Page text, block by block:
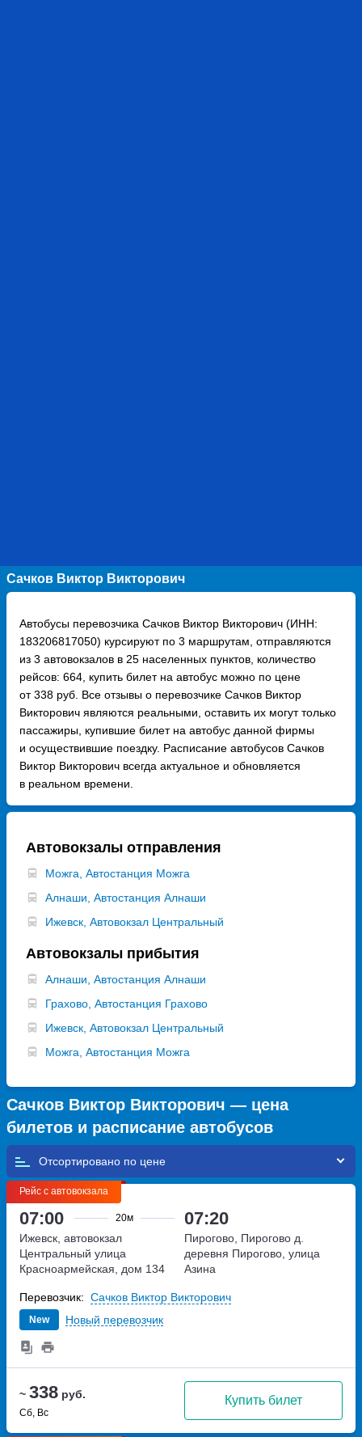
Сачков Виктор Викторович
Автобусы перевозчика Сачков Виктор Викторович (ИНН:
183206817050) курсируют по 3 маршрутам, отправляются
из 3 автовокзалов в 25 населенных пунктов, количество
рейсов: 664, купить билет на автобус можно по цене
от 338 руб. Все отзывы о перевозчике Сачков Виктор
Викторович являются реальными, оставить их могут только
пассажиры, купившие билет на автобус данной фирмы
и осуществившие поездку. Расписание автобусов Сачков
Виктор Викторович всегда актуальное и обновляется
в реальном времени.
Автовокзалы отправления
Можга, Автостанция Можга
Алнаши, Автостанция Алнаши
Ижевск, Автовокзал Центральный
Автовокзалы прибытия
Алнаши, Автостанция Алнаши
Грахово, Автостанция Грахово
Ижевск, Автовокзал Центральный
Можга, Автостанция Можга
Сачков Виктор Викторович — цена
билетов и расписание автобусов
Отсортировано по
Рейс с автовокзала
07:00 20м 07:20
~ 338 руб.
Сб, Вс
Купить билет
Ижевск, автовокзал
Центральный улица
Красноармейская, дом 134
Пирогово, Пирогово д.
деревня Пирогово, улица
Азина
New Новый перевозчик
Перевозчик: Сачков Виктор Викторович